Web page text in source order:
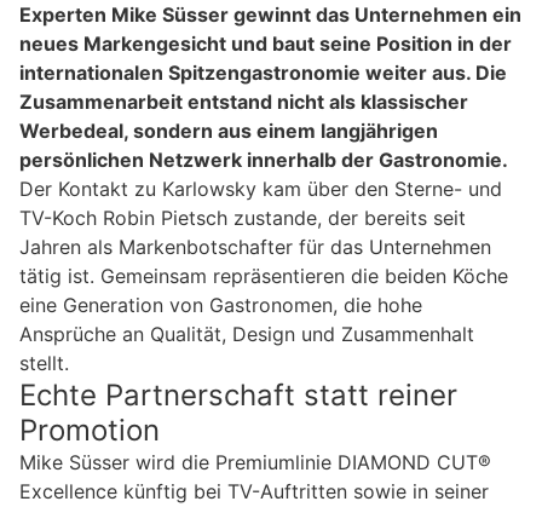
Experten Mike Süsser gewinnt das Unternehmen ein
neues Markengesicht und baut seine Position in der
internationalen Spitzengastronomie weiter aus. Die
Zusammenarbeit entstand nicht als klassischer
Werbedeal, sondern aus einem langjährigen
persönlichen Netzwerk innerhalb der Gastronomie.
Der Kontakt zu Karlowsky kam über den Sterne- und
TV-Koch Robin Pietsch zustande, der bereits seit
Jahren als Markenbotschafter für das Unternehmen
tätig ist. Gemeinsam repräsentieren die beiden Köche
eine Generation von Gastronomen, die hohe
Ansprüche an Qualität, Design und Zusammenhalt
stellt.
Echte Partnerschaft statt reiner
Promotion
Mike Süsser wird die Premiumlinie DIAMOND CUT®
Excellence künftig bei TV-Auftritten sowie in seiner